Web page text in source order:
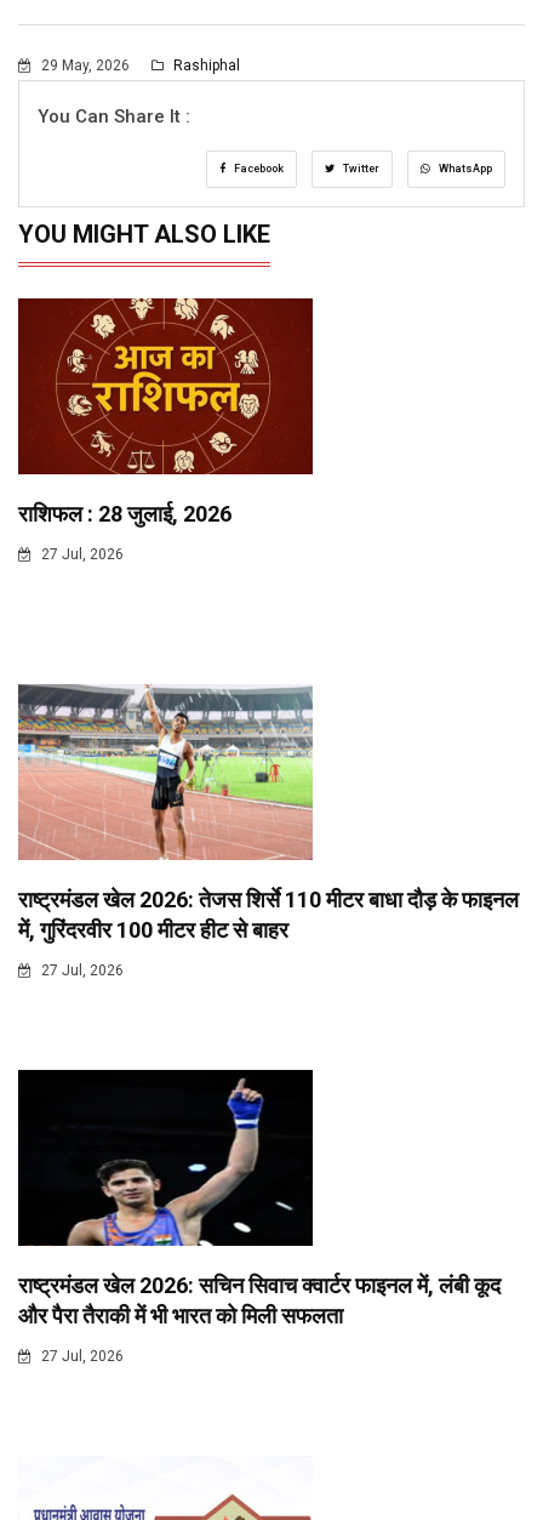
29 May, 2026 Rashiphal
You Can Share It :
Facebook Twitter WhatsApp
YOU MIGHT ALSO LIKE
राशिफल : 28 जुलाई, 2026
27 Jul, 2026
राष्ट्रमंडल खेल 2026: तेजस शिर्से 110 मीटर बाधा दौड़ के फाइनल
में, गुरिंदरवीर 100 मीटर हीट से बाहर
27 Jul, 2026
राष्ट्रमंडल खेल 2026: सचिन सिवाच क्वार्टर फाइनल में, लंबी कूद
और पैरा तैराकी में भी भारत को मिली सफलता
27 Jul, 2026